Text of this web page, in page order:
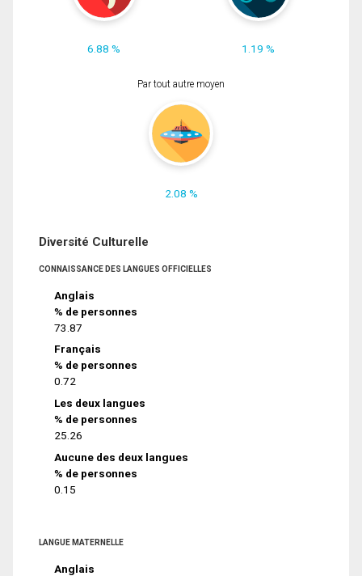
6.88 % 1.19 %
Par tout autre moyen
2.08 %
Diversité Culturelle
CONNAISSANCE DES LANGUES OFFICIELLES
Anglais
% de personnes
73.87
Français
% de personnes
0.72
Les deux langues
% de personnes
25.26
Aucune des deux langues
% de personnes
0.15
LANGUE MATERNELLE
Anglais